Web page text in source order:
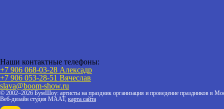
Наши контактные телефоны:
+7 906 068-03-28 Алексадр
+7 906 053-28-51 Вячеслав
slava@boom-show.ru
© 2002–2026 БумШоу: артисты на праздник организация и проведение праздников в
Веб-дизайн студия МААТ, карта сайта